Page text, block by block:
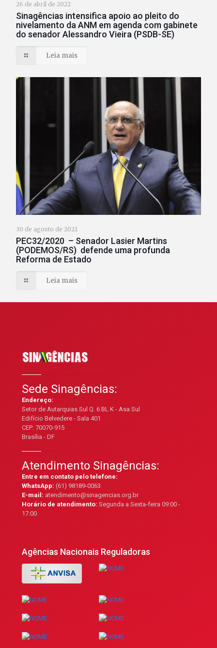
26 de abril de 2022
Sinagências intensifica apoio ao pleito do
nivelamento da ANM em agenda com gabinete
do senador Alessandro Vieira (PSDB-SE)
Leia mais
30 de agosto de 2021
PEC32/2020 – Senador Lasier Martins
(PODEMOS/RS) defende uma profunda
Reforma de Estado
Leia mais
Sede Sinagências:
Endereço:
Setor de Autarquias Sul Q. 6 BL K - Asa Sul
Edifício Belvedere - Sala 401
CEP: 70070-915
Brasília - DF
Atendimento Sinagências:
Entre em contato pelo telefone:
WhatsApp: (61) 98189-0063
E-mail: atendimento@sinagencias.org.br
Horário de atendimento: Segunda a Sexta-feira 09:00 -
17:00
Agências Nacionais Reguladoras